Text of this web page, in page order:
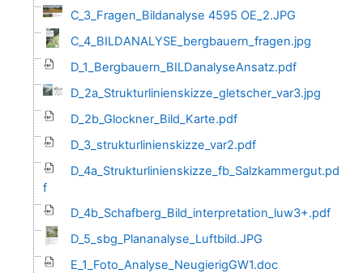
C_3_Fragen_Bildanalyse 4595 OE_2.JPG
C_4_BILDANALYSE_bergbauern_fragen.jpg
D_1_Bergbauern_BILDanalyseAnsatz.pdf
D_2a_Strukturlinienskizze_gletscher_var3.jpg
D_2b_Glockner_Bild_Karte.pdf
D_3_strukturlinienskizze_var2.pdf
D_4a_Strukturlinienskizze_fb_Salzkammergut.pd
f
D_4b_Schafberg_Bild_interpretation_luw3+.pdf
D_5_sbg_Plananalyse_Luftbild.JPG
E_1_Foto_Analyse_NeugierigGW1.doc